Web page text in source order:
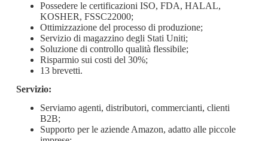
Possedere le certificazioni ISO, FDA, HALAL,
KOSHER, FSSC22000;
Ottimizzazione del processo di produzione;
Servizio di magazzino degli Stati Uniti;
Soluzione di controllo qualità flessibile;
Risparmio sui costi del 30%;
13 brevetti.
Servizio:
Serviamo agenti, distributori, commercianti, clienti
B2B;
Supporto per le aziende Amazon, adatto alle piccole